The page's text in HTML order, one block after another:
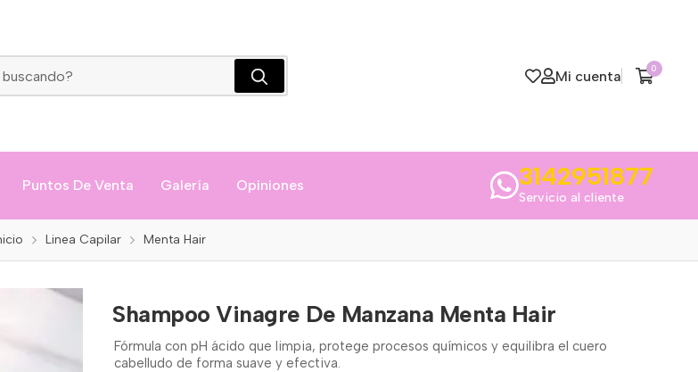
Mi cuenta 0
Puntos De Venta Galería Opiniones 3142951877
Servicio al cliente
Linea Capilar Menta Hair
Shampoo Vinagre De Manzana Menta Hair
Fórmula con pH ácido que limpia, protege procesos químicos y equilibra el cuero
cabelludo de forma suave y efectiva.